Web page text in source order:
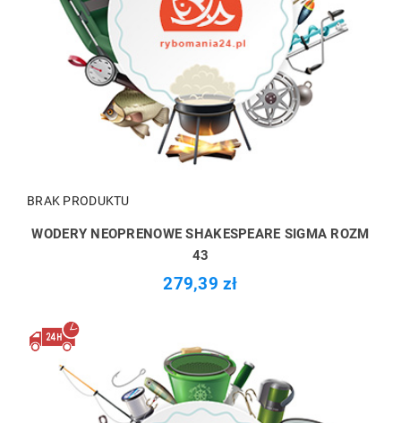
BRAK PRODUKTU
WODERY NEOPRENOWE SHAKESPEARE SIGMA ROZM
43
279,39 zł